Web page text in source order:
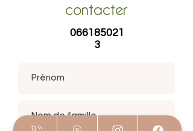
066185021
3